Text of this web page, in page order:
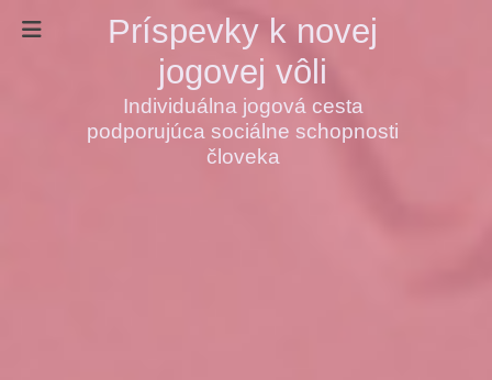
Príspevky k novej
jogovej vôli
Individuálna jogová cesta
podporujúca sociálne schopnosti
človeka